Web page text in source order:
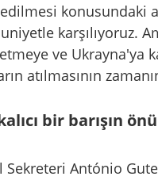
konusundaki
karşılıyoruz.
ve Ukrayna'ya
atılmasının
bir barışın
António